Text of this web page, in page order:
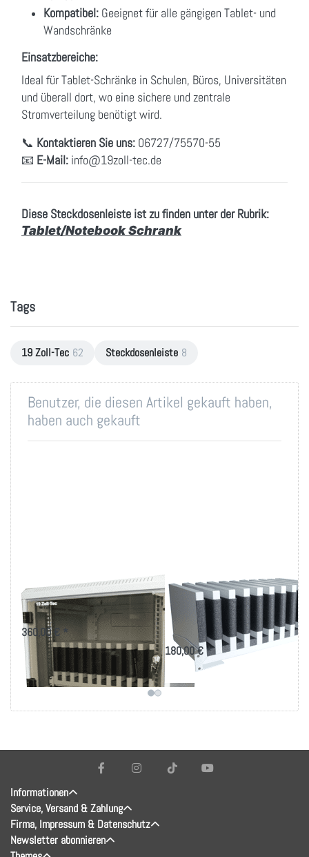
Kompatibel: Geeignet für alle gängigen Tablet- und
Wandschränke
Einsatzbereiche:
Ideal für Tablet-Schränke in Schulen, Büros, Universitäten
und überall dort, wo eine sichere und zentrale
Stromverteilung benötigt wird.
📞 Kontaktieren Sie uns: 06727/75570-55
📧 E-Mail: info@19zoll-tec.de
Diese Steckdosenleiste ist zu finden unter der Rubrik:
Tablet/Notebook Schrank
Tags
19 Zoll-Tec 62 Steckdosenleiste 8
Benutzer, die diesen Artikel gekauft haben,
haben auch gekauft
Tablet Wandschrank
für 10 Tablets
360,00 € *
Tablet Tragemodul
für mit/ohne
Ladegerät
180,00 € *
Informationen
Service, Versand & Zahlung
Firma, Impressum & Datenschutz
Newsletter abonnieren